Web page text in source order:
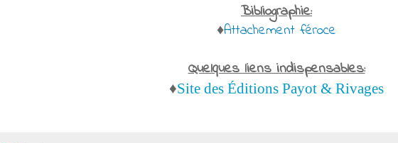
Bibliographie:
♦Attachement féroce
Quelques liens indispensables:
♦Site des Éditions Payot & Rivages